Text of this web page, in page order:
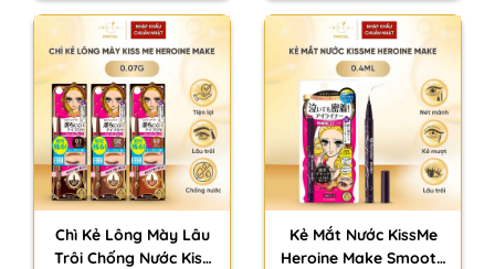
Môi 4g
Giảm Thâm Nẻ 2.3g
Chì Kẻ Lông Mày Lâu
Trôi Chống Nước Kiss
Kẻ Mắt Nước KissMe
Heroine Make Smooth